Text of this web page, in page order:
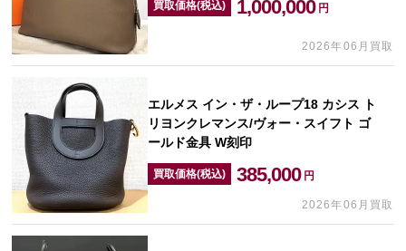
買取価格(税込) 1,000,000 円
2026年06月買取
エルメス イン・ザ・ループ18 カシス ト
リヨンクレマンス/ヴォー・スイフト ゴ
ールド金具 W刻印
買取価格(税込) 385,000 円
2026年06月買取